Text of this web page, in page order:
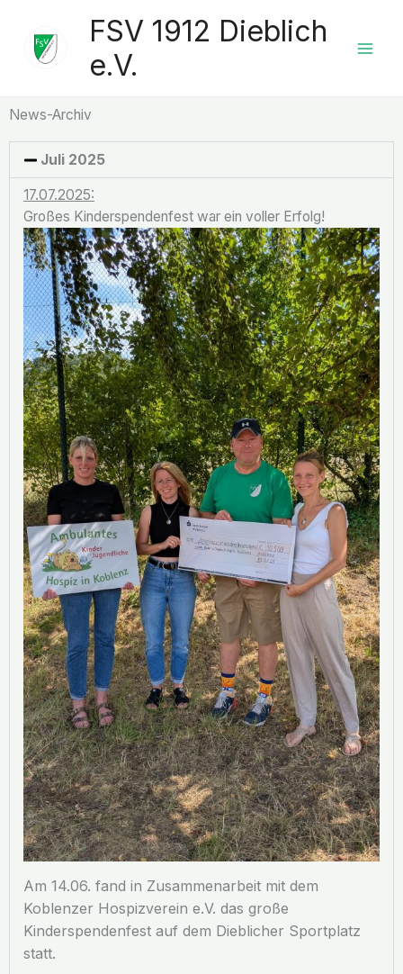
springen
FSV 1912 Dieblich
e.V.
News-Archiv
Juli 2025
17.07.2025:
Großes Kinderspendenfest war ein voller Erfolg!
Am 14.06. fand in Zusammenarbeit mit dem
Koblenzer Hospizverein e.V. das große
Kinderspendenfest auf dem Dieblicher Sportplatz
statt.